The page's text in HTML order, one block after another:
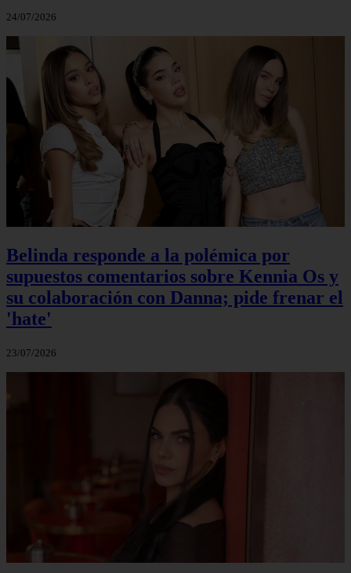
24/07/2026
Belinda responde a la polémica por
supuestos comentarios sobre Kennia Os y
su colaboración con Danna; pide frenar el
'hate'
23/07/2026